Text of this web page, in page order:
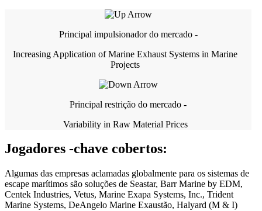
Principal impulsionador do mercado -
Increasing Application of Marine Exhaust Systems in Marine
Projects
Principal restrição do mercado -
Variability in Raw Material Prices
Jogadores -chave cobertos:
Algumas das empresas aclamadas globalmente para os sistemas de
escape marítimos são soluções de Seastar, Barr Marine by EDM,
Centek Industries, Vetus, Marine Exapa Systems, Inc., Trident
Marine Systems, DeAngelo Marine Exaustão, Halyard (M & I)